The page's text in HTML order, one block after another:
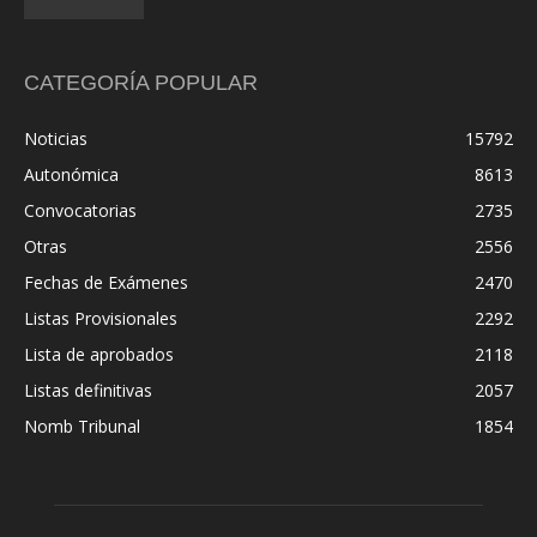
CATEGORÍA POPULAR
Noticias
15792
Autonómica
8613
Convocatorias
2735
Otras
2556
Fechas de Exámenes
2470
Listas Provisionales
2292
Lista de aprobados
2118
Listas definitivas
2057
Nomb Tribunal
1854